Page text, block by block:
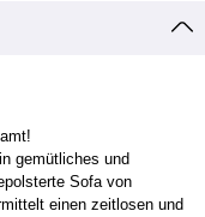
gemütliches und
Sofa von
einen zeitlosen und